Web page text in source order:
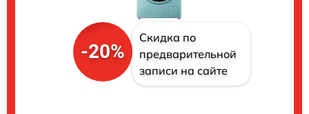
-20%
Скидка по
предварительной
записи на сайте